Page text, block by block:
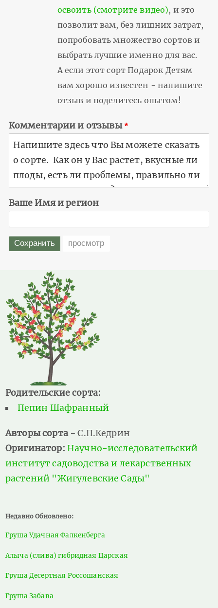
освоить (смотрите видео), и это
позволит вам, без лишних затрат,
попробовать множество сортов и
выбрать лучшие именно для вас.
А если этот сорт Подарок Детям
вам хорошо известен - напишите
отзыв и поделитесь опытом!
Комментарии и отзывы
Ваше Имя и регион
Родительские сорта:
Пепин Шафранный
Авторы сорта -С.П.Кедрин
Оригинатор: Научно-исследовательский
институт садоводства и лекарственных
растений "Жигулевские Сады"
Недавно Обновлено:
Груша Удачная Фалкенберга
Алыча (слива) гибридная Царская
Груша Десертная Россошанская
Груша Забава